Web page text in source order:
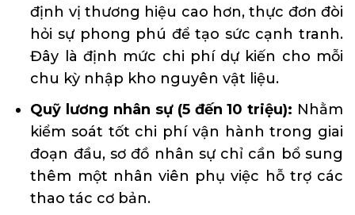
định vị thương hiệu cao hơn, thực đơn đòi
hỏi sự phong phú để tạo sức cạnh tranh.
Đây là định mức chi phí dự kiến cho mỗi
chu kỳ nhập kho nguyên vật liệu.
Quỹ lương nhân sự (5 đến 10 triệu): Nhằm
kiểm soát tốt chi phí vận hành trong giai
đoạn đầu, sơ đồ nhân sự chỉ cần bổ sung
thêm một nhân viên phụ việc hỗ trợ các
thao tác cơ bản.